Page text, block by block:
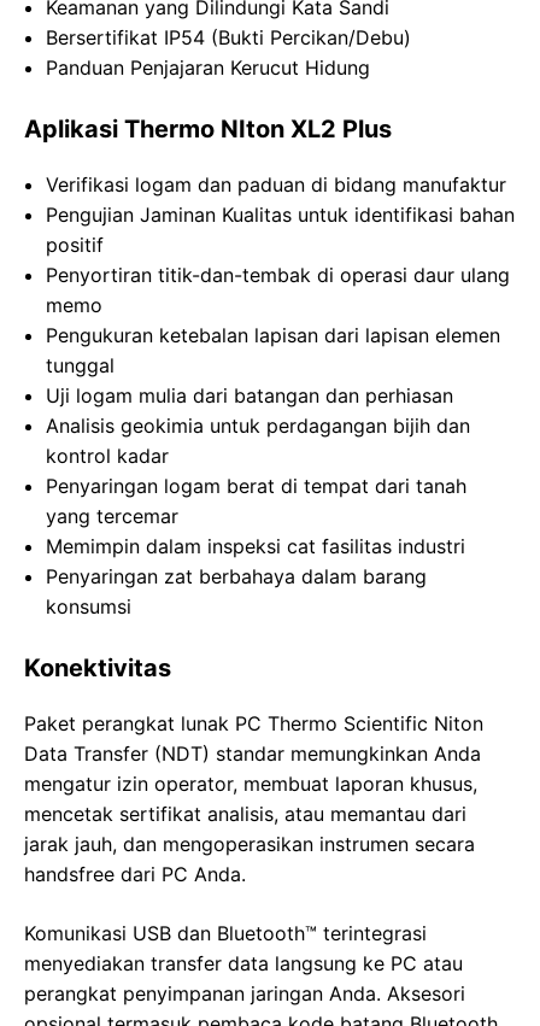
Keamanan yang Dilindungi Kata Sandi
Bersertifikat IP54 (Bukti Percikan/Debu)
Panduan Penjajaran Kerucut Hidung
Aplikasi Thermo NIton XL2 Plus
Verifikasi logam dan paduan di bidang manufaktur
Pengujian Jaminan Kualitas untuk identifikasi bahan
positif
Penyortiran titik-dan-tembak di operasi daur ulang
memo
Pengukuran ketebalan lapisan dari lapisan elemen
tunggal
Uji logam mulia dari batangan dan perhiasan
Analisis geokimia untuk perdagangan bijih dan
kontrol kadar
Penyaringan logam berat di tempat dari tanah
yang tercemar
Memimpin dalam inspeksi cat fasilitas industri
Penyaringan zat berbahaya dalam barang
konsumsi
Konektivitas
Paket perangkat lunak PC Thermo Scientific Niton
Data Transfer (NDT) standar memungkinkan Anda
mengatur izin operator, membuat laporan khusus,
mencetak sertifikat analisis, atau memantau dari
jarak jauh, dan mengoperasikan instrumen secara
handsfree dari PC Anda.
Komunikasi USB dan Bluetooth™ terintegrasi
menyediakan transfer data langsung ke PC atau
perangkat penyimpanan jaringan Anda. Aksesori